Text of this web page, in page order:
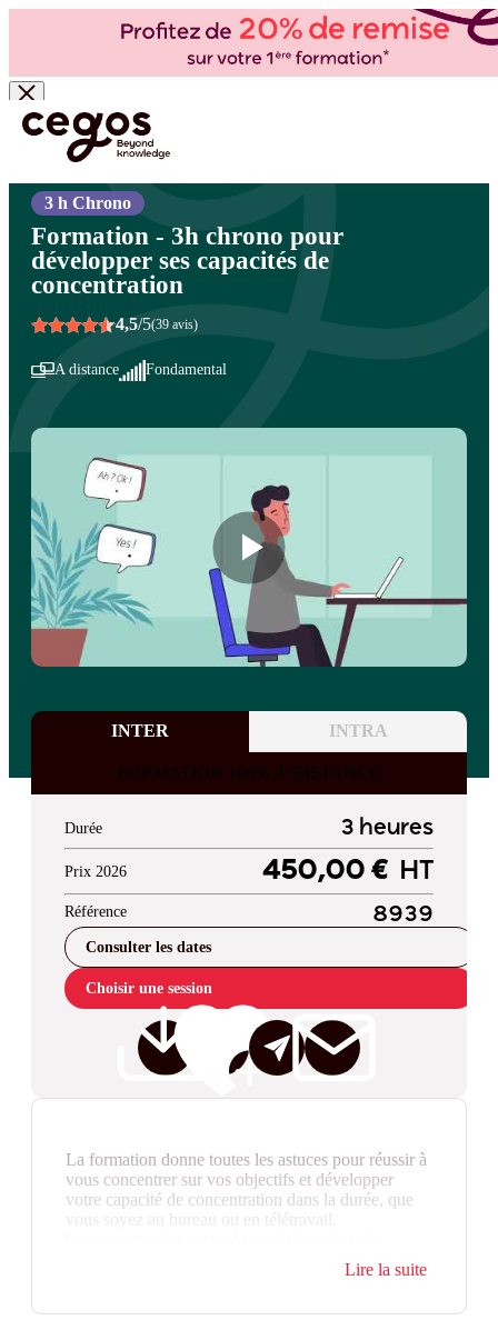
Skip to main content
Vous êtes ici : Accueil >Cegos, organisme de formation à Paris et en régions
professionnelle>Apprentissage et transmission
3 h Chrono
Formation - 3h chrono pour
développer ses capacités de
concentration
4,5/5(39 avis)
A distance Fondamental
INTER INTRA
FORMATION 100% À DISTANCE
Durée 3 heures
Prix 2026 450,00 € HT
Référence 8939
Consulter les dates
Choisir une session
La formation donne toutes les astuces pour réussir à
vous concentrer sur vos objectifs et développer
votre capacité de concentration dans la durée, que
vous soyez au bureau ou en télétravail.
nouvelles habitudes que nous nous sommes créées à
l'ère du digital et des espaces ouverts. Et pourtant, la
Lire la suite